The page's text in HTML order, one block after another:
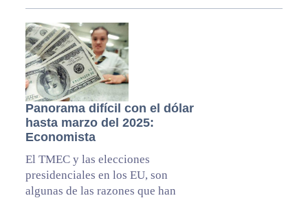
Panorama difícil con el dólar
hasta marzo del 2025:
Economista
El TMEC y las elecciones
presidenciales en los EU, son
algunas de las razones que han